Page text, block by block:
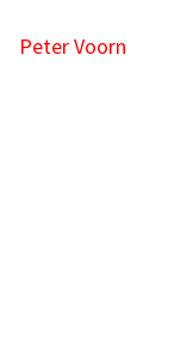
Peter Voorn